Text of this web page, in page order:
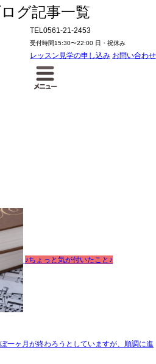
グ記事一覧
TEL0561-21-2453
受付時間15:30〜22:00 日・祝休み
レッスン見学の申し込み お問い合わせ
♪ちょっと気が付いたこと♪
一ヶ月が終わろうとしていますが、順調に進